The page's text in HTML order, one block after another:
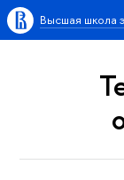
Высшая школа